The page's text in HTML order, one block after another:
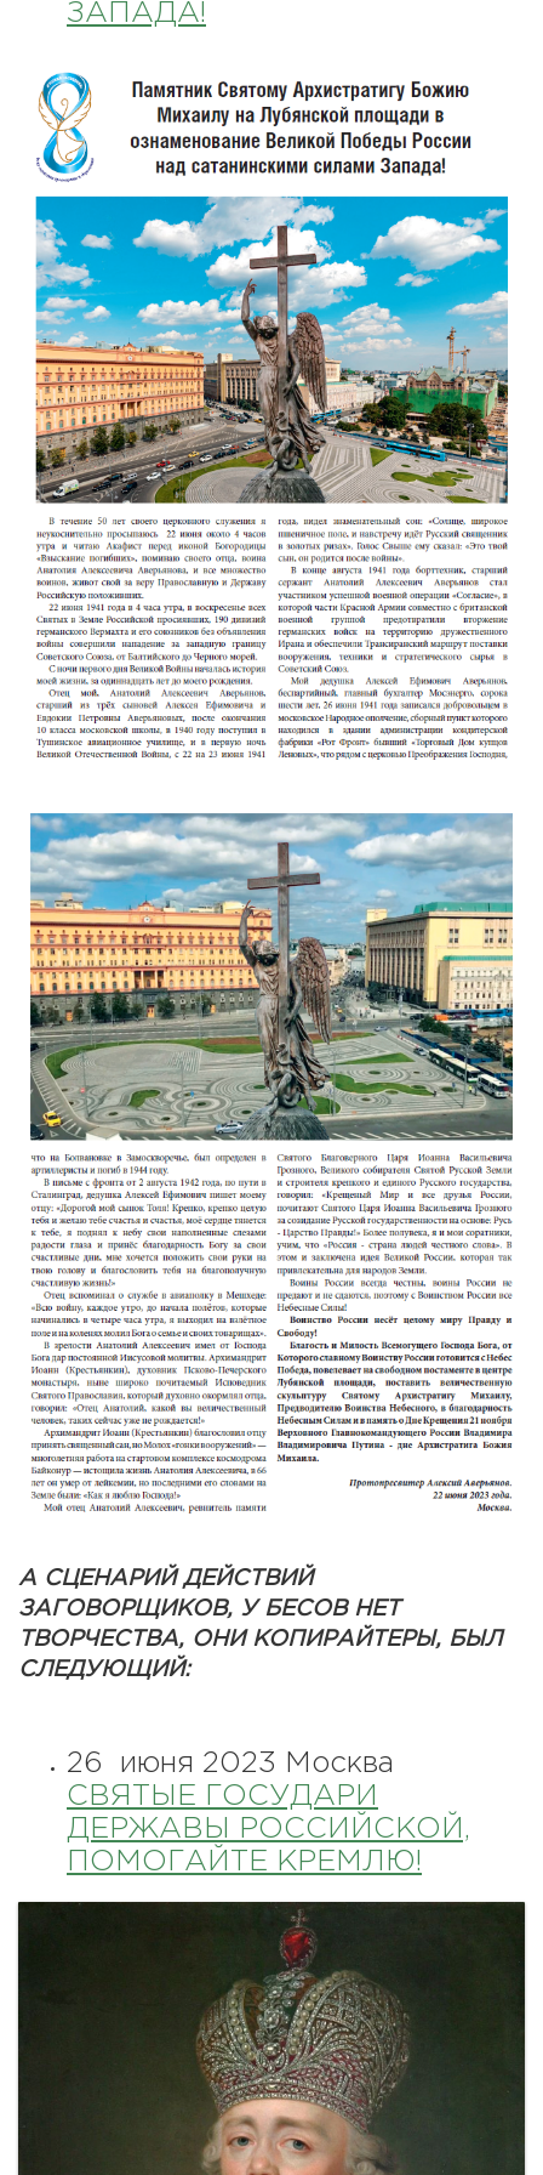
ЗАПАДА!
А СЦЕНАРИЙ ДЕЙСТВИЙ
ЗАГОВОРЩИКОВ, У БЕСОВ НЕТ
ТВОРЧЕСТВА, ОНИ КОПИРАЙТЕРЫ, БЫЛ
СЛЕДУЮЩИЙ:
26 июня 2023 Москва
СВЯТЫЕ ГОСУДАРИ
ДЕРЖАВЫ РОССИЙСКОЙ,
ПОМОГАЙТЕ КРЕМЛЮ!